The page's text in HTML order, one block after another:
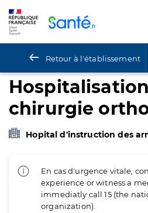
Retour à l'établissement
chirurgie
Hopital d'instruction des
En cas d'urgence vitale,
experience or witness a
immediatly call 15 (the
organization).